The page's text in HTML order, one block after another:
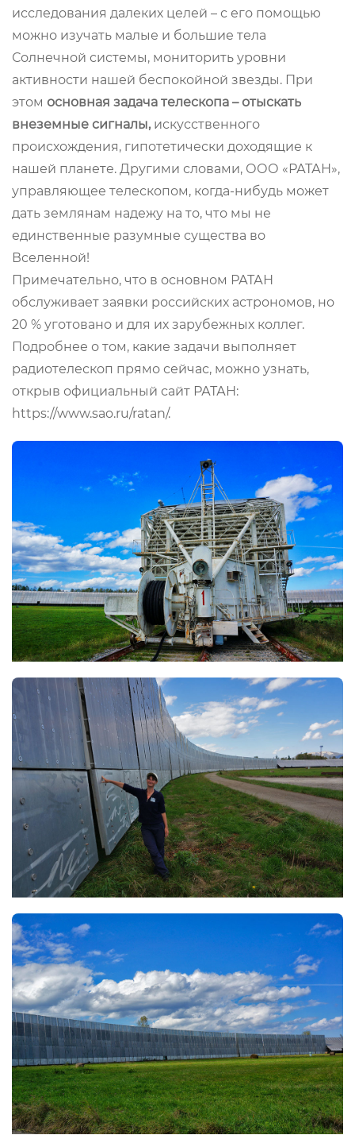
исследования далеких целей – с его помощью
можно изучать малые и большие тела
Солнечной системы, мониторить уровни
активности нашей беспокойной звезды. При
этом основная задача телескопа – отыскать
внеземные сигналы,искусственного
происхождения, гипотетически доходящие к
нашей планете. Другими словами, ООО «РАТАН»,
управляющее телескопом, когда-нибудь может
дать землянам надежу на то, что мы не
единственные разумные существа во
Вселенной!
Примечательно, что в основном РАТАН
обслуживает заявки российских астрономов, но
20 % уготовано и для их зарубежных коллег.
Подробнее о том, какие задачи выполняет
радиотелескоп прямо сейчас, можно узнать,
открыв официальный сайт РАТАН:
https://www.sao.ru/ratan/.